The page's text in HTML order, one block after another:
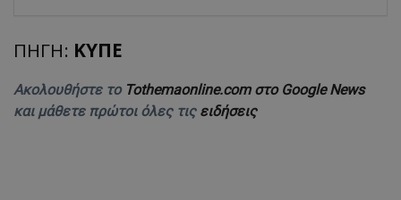
ΠΗΓΗ: ΚΥΠΕ
Ακολουθήστε το Tothemaonline.com στο Google News
και μάθετε πρώτοι όλες τις ειδήσεις